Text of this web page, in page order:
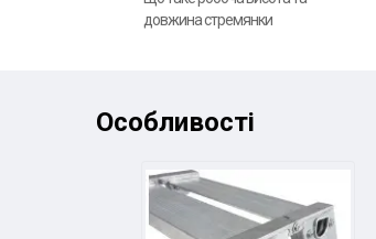
довжина стремянки
Особливості